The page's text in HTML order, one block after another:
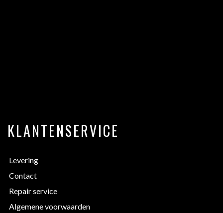
KLANTENSERVICE
Levering
Contact
Repair service
Algemene voorwaarden